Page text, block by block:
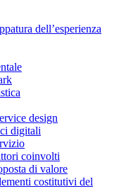
dell’esperienza
design
digitali
coinvolti
di valore
costitutivi del